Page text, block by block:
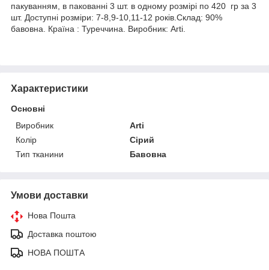
пакуванням, в пакованні 3 шт. в одному розмірі по 420 гр за 3
шт. Доступні розміри: 7-8,9-10,11-12 років.Склад: 90%
бавовна. Країна : Туреччина. Виробник: Arti.
Характеристики
Основні
Виробник
Arti
Колір
Сірий
Тип тканини
Бавовна
Умови доставки
Нова Пошта
Доставка поштою
НОВА ПОШТА